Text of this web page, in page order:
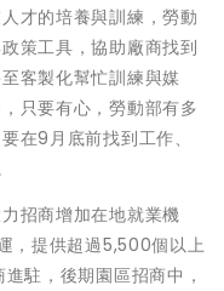
才的培養與訓練，勞動
策工具，協助廠商找到
客製化幫忙訓練與媒
只要有心，勞動部有多
在9月底前找到工作、
招商增加在地就業機
，提供超過5,500個以上
駐，後期園區招商中，